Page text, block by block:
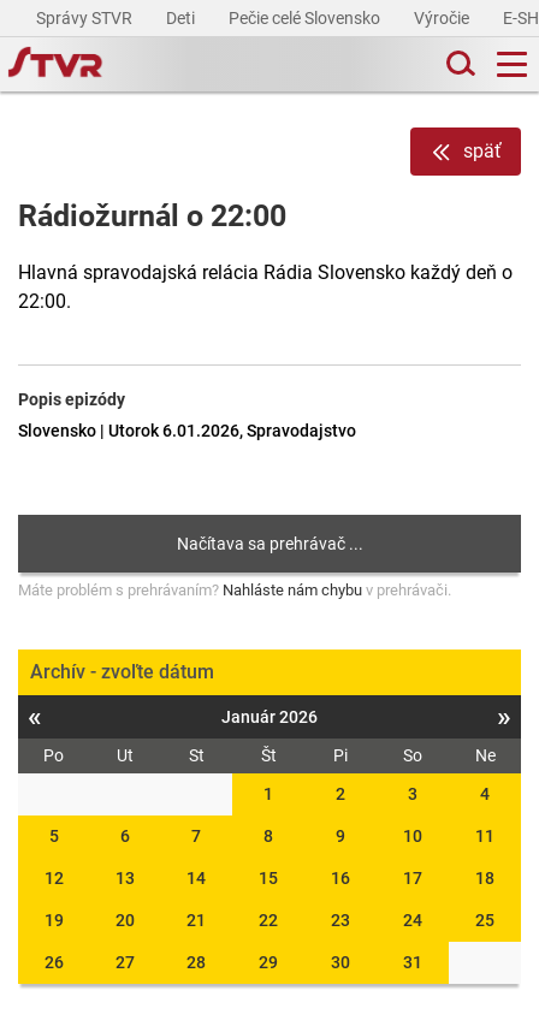
Správy STVR Deti Pečie celé Slovensko Výročie E-
späť
Rádiožurnál o 22:00
Hlavná spravodajská relácia Rádia Slovensko každý deň o
22:00.
Popis epizódy
Slovensko | Utorok 6.01.2026, Spravodajstvo
Máte problém s prehrávaním? Nahláste nám chybu v prehrávači.
Archív - zvoľte dátum
« Január 2026 »
Po Ut St Št Pi So
Ne
1
2 3 4
5 6 7 8 9 10 11
12 13 14 15 16 17 18
19 20 21 22 23 24 25
26 27 28 29 30 31